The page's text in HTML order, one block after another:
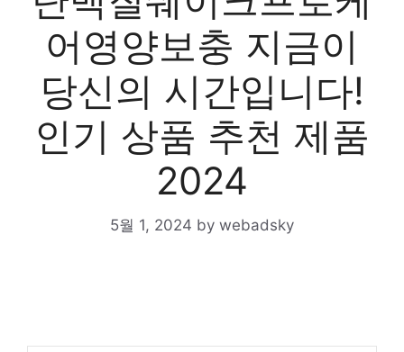
어영양보충 지금이
당신의 시간입니다!
인기 상품 추천 제품
2024
5월 1, 2024 by webadsky